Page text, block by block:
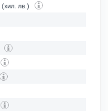
(хил. лв.)